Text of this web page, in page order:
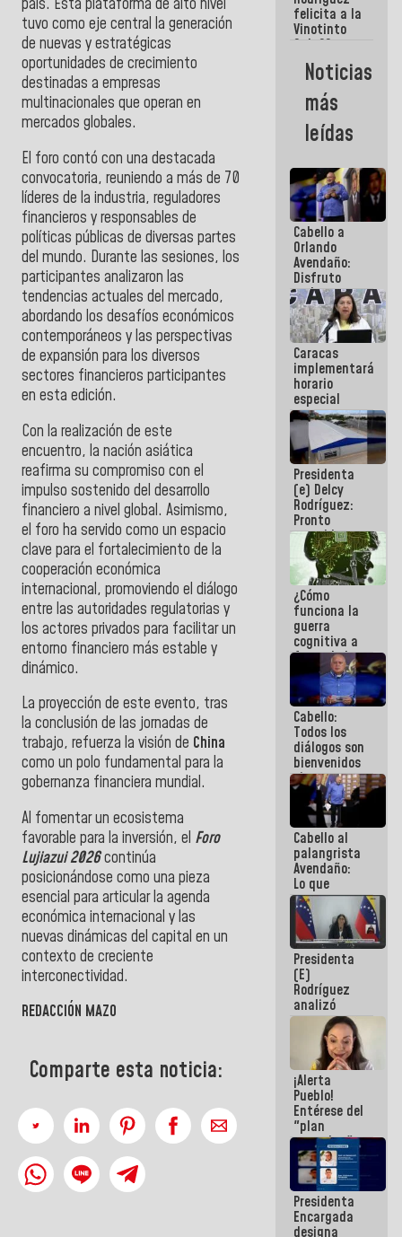
país. Esta plataforma de alto nivel
tuvo como eje central la generación
de nuevas y estratégicas
oportunidades de crecimiento
destinadas a empresas
multinacionales que operan en
mercados globales.
​El foro contó con una destacada
convocatoria, reuniendo a más de 70
líderes de la industria, reguladores
financieros y responsables de
políticas públicas de diversas partes
del mundo. Durante las sesiones, los
participantes analizaron las
tendencias actuales del mercado,
abordando los desafíos económicos
contemporáneos y las perspectivas
de expansión para los diversos
sectores financieros participantes
en esta edición.
​Con la realización de este
encuentro, la nación asiática
reafirma su compromiso con el
impulso sostenido del desarrollo
financiero a nivel global. Asimismo,
el foro ha servido como un espacio
clave para el fortalecimiento de la
cooperación económica
internacional, promoviendo el diálogo
entre las autoridades regulatorias y
los actores privados para facilitar un
entorno financiero más estable y
dinámico.
​La proyección de este evento, tras
la conclusión de las jornadas de
trabajo, refuerza la visión de China
como un polo fundamental para la
gobernanza financiera mundial.
Al fomentar un ecosistema
favorable para la inversión, el Foro
Lujiazui 2026continúa
posicionándose como una pieza
esencial para articular la agenda
económica internacional y las
nuevas dinámicas del capital en un
contexto de creciente
interconectividad.
REDACCIÓN MAZO
Comparte esta noticia:
de
Maiquetía
felicita a la
Vinotinto
Sub 20
campeona
frente
México Sub
23 en los
Centroamericanos
Noticias
más
leídas
Cabello a
Orlando
Avendaño:
Disfruto
cada vez
que escribes
porque lo
que haces
es
embarrarla
Caracas
implementará
horario
especial
para
adaptarse
al plan de
ahorro
energético
Presidenta
(e) Delcy
Rodríguez:
Pronto
restableceremos
las
operaciones
en el
Aeropuerto
Internacional
de
Maiquetía
¿Cómo
funciona la
guerra
cognitiva a
favor de la
narrativa
hegemónica?
(1)
Cabello:
Todos los
diálogos son
bienvenidos
siempre que
estén en el
marco de la
Constitución
de la
República
Cabello al
palangrista
Avendaño:
Lo que
vayas a
escribir
hazlo hoy
por que no
sabemos si
la semana
que viene
hay
programa
Presidenta
(E)
Rodríguez
analizó
junto a
gobernadores
planes de
recuperación
del Sistema
Eléctrico
Nacional
¡Alerta
Pueblo!
Entérese del
"plan
enjambre"
de La Sayo
para
sabotear el
diálogo y
promover el
Presidenta
Encargada
designa